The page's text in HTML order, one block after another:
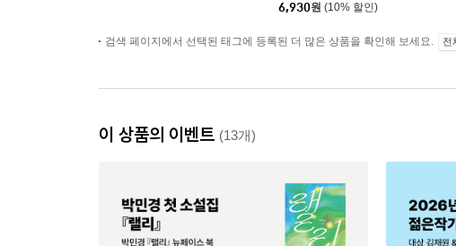
6,930원 (10% 할인)
검색 페이지에서 선택된 태그에 등록된 더 많은 상품을 확인해 보세요. 전
이 상품의 이벤트 (13개)